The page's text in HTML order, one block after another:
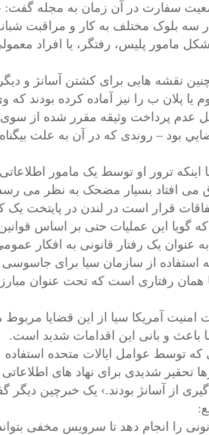
سفارت در آن زمان به مجله گفت:
سه بلوک مختلف به کار و مراقبت
مامور پلیس، رفتگر، یا افراد
نقشه هايی برای کشتن آسانژ و
یا پلان ب را نیز آماده کرده بودند که
عدم پرداخت وثیقه مقرر شده از سوی
تحت تعقیب قضايي بود – روندی که در آن به
اینکه ترور او توسط یک مامور
افتاد بسیار مضحک به نظر می رسد،
قرار است در لندن در پایتخت یک
این عملیات حتی بر اساس قوانین
عنوان یک رفتار قانونی به افکار
رفتاری است که تحت عنوان مبارزه
امنیت آمریکا سیا از این قضایا
که توسط عوامل ایالات متحده
تحقیر شدیدی برای نهاد های اطلاعاتی
از آسانژ بودند.› یک خبرچین دیگر
را انجام دهد تا سرویس مخفی